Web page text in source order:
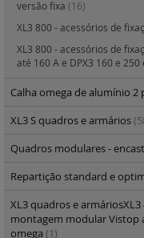
versão fixa (16)
XL3 800 - acessórios de
XL3 800 - acessórios de
até 160 A e DPX3 160 e
Calha omega de alumínio 2
XL3 S quadros e armários
Quadros modulares -
Repartição standard e
XL3 quadros e
montagem modular Vistop
omega (1)